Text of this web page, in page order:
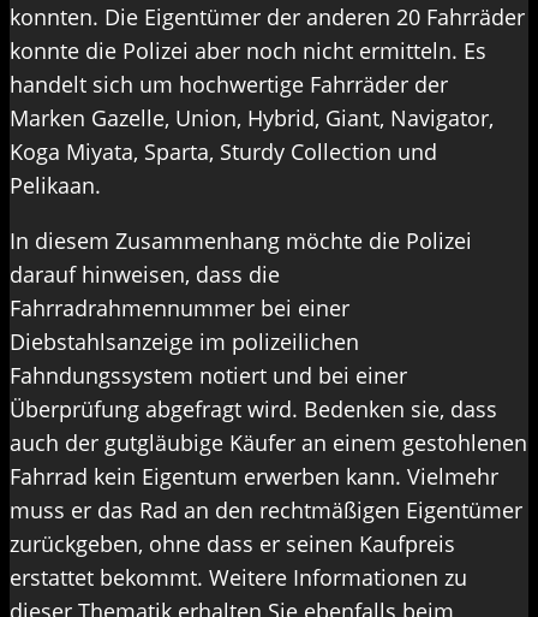
konnten. Die Eigentümer der anderen 20 Fahrräder
konnte die Polizei aber noch nicht ermitteln. Es
handelt sich um hochwertige Fahrräder der
Marken Gazelle, Union, Hybrid, Giant, Navigator,
Koga Miyata, Sparta, Sturdy Collection und
Pelikaan.
In diesem Zusammenhang möchte die Polizei
darauf hinweisen, dass die
Fahrradrahmennummer bei einer
Diebstahlsanzeige im polizeilichen
Fahndungssystem notiert und bei einer
Überprüfung abgefragt wird. Bedenken sie, dass
auch der gutgläubige Käufer an einem gestohlenen
Fahrrad kein Eigentum erwerben kann. Vielmehr
muss er das Rad an den rechtmäßigen Eigentümer
zurückgeben, ohne dass er seinen Kaufpreis
erstattet bekommt. Weitere Informationen zu